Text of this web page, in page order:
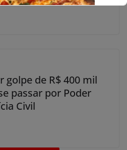
golpe de R$ 400 mil
passar por Poder
Civil